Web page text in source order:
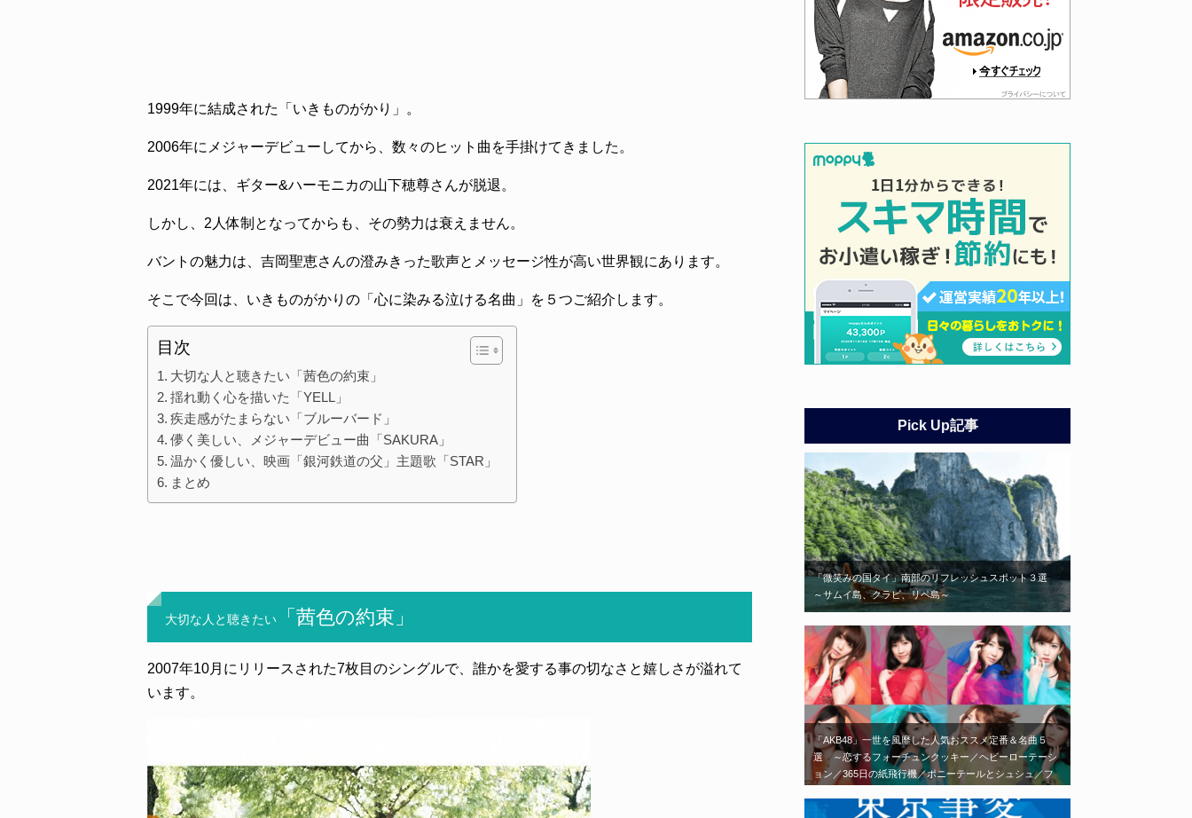
1999年に結成された「いきものがかり」。
2006年にメジャーデビューしてから、数々のヒット曲を手掛けてきました。
2021年には、ギター&ハーモニカの山下穂尊さんが脱退。
しかし、2人体制となってからも、その勢力は衰えません。
バントの魅力は、吉岡聖恵さんの澄みきった歌声とメッセージ性が高い世界観にあります。
そこで今回は、いきものがかりの「心に染みる泣ける名曲」を５つご紹介します。
目次
大切な人と聴きたい「茜色の約束」
揺れ動く心を描いた「YELL」
疾走感がたまらない「ブルーバード」
儚く美しい、メジャーデビュー曲「SAKURA」
温かく優しい、映画「銀河鉄道の父」主題歌「STAR」
まとめ
大切な人と聴きたい 「茜色の約束」
2007年10月にリリースされた7枚目のシングルで、誰かを愛する事の切なさと嬉しさが溢れて
います。
Pick Up記事
「微笑みの国タイ」南部のリフレッシュスポット３選
～サムイ島、クラビ、リペ島～
「AKB48」一世を風靡した人気おススメ定番＆名曲５
選 ～恋するフォーチュンクッキー／ヘビーローテーシ
ョン／365日の紙飛行機／ポニーテールとシュシュ／フ
がコンセプトの「AKB48」エモい神曲はこれだ！